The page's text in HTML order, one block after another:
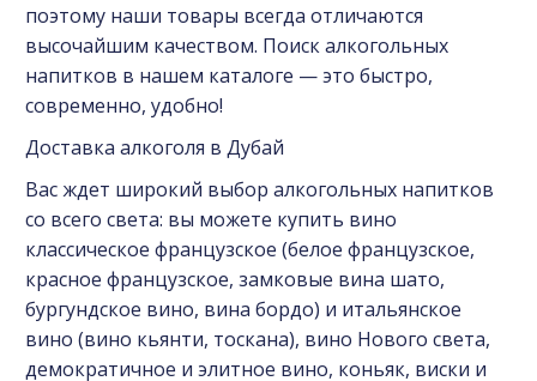
поэтому наши товары всегда отличаются
высочайшим качеством. Поиск алкогольных
напитков в нашем каталоге — это быстро,
современно, удобно!
Доставка алкоголя в Дубай
Вас ждет широкий выбор алкогольных напитков
со всего света: вы можете купить вино
классическое французское (белое французское,
красное французское, замковые вина шато,
бургундское вино, вина бордо) и итальянское
вино (вино кьянти, тоскана), вино Нового света,
демократичное и элитное вино, коньяк, виски и